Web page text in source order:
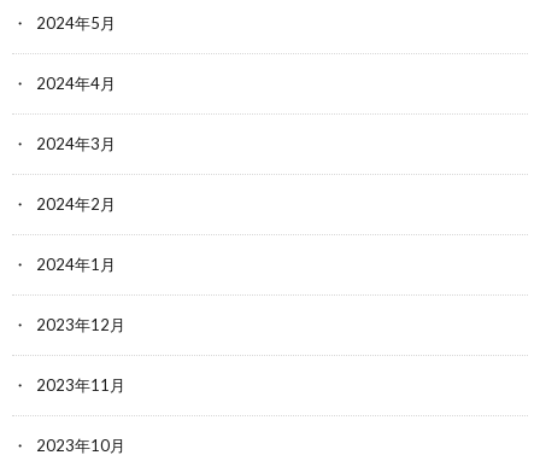
2024年5月
2024年4月
2024年3月
2024年2月
2024年1月
2023年12月
2023年11月
2023年10月